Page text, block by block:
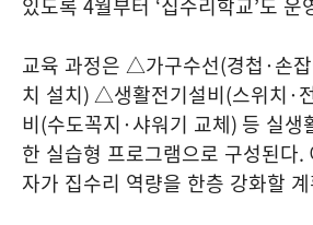
교육 과정은 △가구수선(경첩·손
치 설치)△생활전기설비(스위치·
비(수도꼭지·샤워기 교체) 등 실생
한 실습형 프로그램으로 구성된다.
자가 집수리 역량을 한층 강화할